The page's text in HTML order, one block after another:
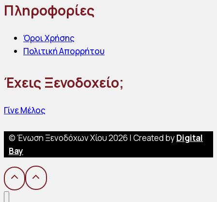
Πληροφορίες
Όροι Χρήσης
Πολιτική Απορρήτου
Έχεις Ξενοδοχείο;
Γίνε Μέλος
© Ένωση Ξενοδόχων Χίου 2026 | Created byDigital
Bay